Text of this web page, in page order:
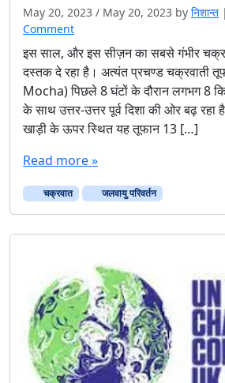
May 20, 2023 / May 20, 2023 by निशान्त |
Comment
इस साल, और इस सीज़न का सबसे गंभीर
दस्तक दे रहा है। अत्यंत प्रचण्ड चक्रवाती
Mocha) पिछले 8 घंटों के दौरान लगभग 8
के साथ उत्तर-उत्तर पूर्व दिशा की ओर बढ़ रहा
खाड़ी के ऊपर स्थित यह तूफान 13 […]
Read more »
चक्रवात जलवायु परिवर्तन